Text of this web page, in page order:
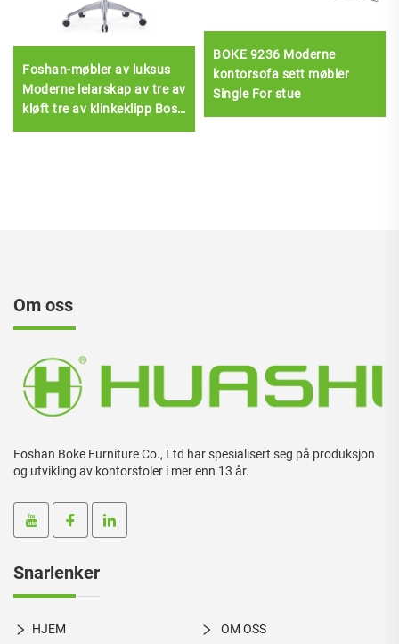
Foshan-møbler av luksus
Moderne leiarskap av tre av
kløft tre av klinkeklipp Boss
BOKE 9236 Moderne
kontorsofa sett møbler
Single For stue
Om oss
Foshan Boke Furniture Co., Ltd har spesialisert seg på produksjon
og utvikling av kontorstoler i mer enn 13 år.
Snarlenker
HJEM OM OSS